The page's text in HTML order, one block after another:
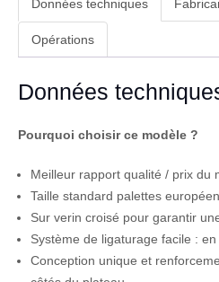
Données techniques
Opérations
Données
Pourquoi choisir ce modèle ?
Meilleur rapport qualité / prix du
Taille standard palettes
Sur verin croisé pour garantir
Système de ligaturage facile :
Conception unique et